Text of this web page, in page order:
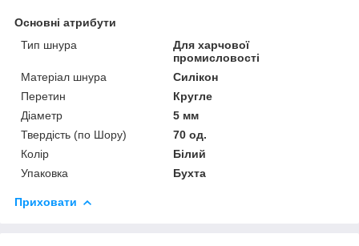
Основні атрибути
Тип шнура
Для харчової
промисловості
Матеріал шнура
Силікон
Перетин
Кругле
Діаметр
5 мм
Твердість (по Шору)
70 од.
Колір
Білий
Упаковка
Бухта
Приховати